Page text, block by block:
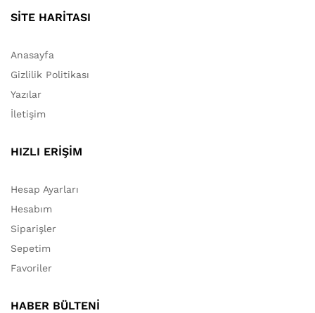
SİTE HARİTASI
Anasayfa
Gizlilik Politikası
Yazılar
İletişim
HIZLI ERİŞİM
Hesap Ayarları
Hesabım
Siparişler
Sepetim
Favoriler
HABER BÜLTENİ